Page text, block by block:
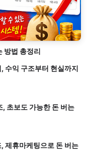
방법 총정리
수익 구조부터 현실까지
, 초보도 가능한 돈 버는
제휴마케팅으로 돈 버는